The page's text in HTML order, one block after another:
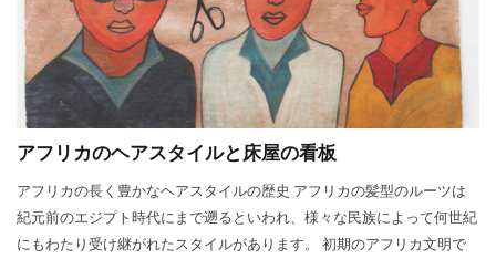
アフリカのヘアスタイルと床屋の看板
アフリカの長く豊かなヘアスタイルの歴史 アフリカの髪型のルーツは
紀元前のエジプト時代にまで遡るといわれ、様々な民族によって何世紀
にもわたり受け継がれたスタイルがあります。 初期のアフリカ文明で